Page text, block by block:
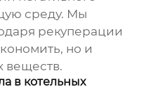
среду. Мы
рекуперации
но и
веществ.
в котельных